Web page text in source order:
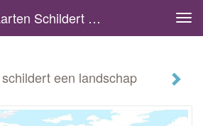
Frans Nennie - Maarten Schildert Een Landschap
een landschap